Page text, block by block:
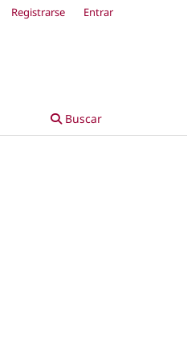
Buscar
Registrarse Entrar